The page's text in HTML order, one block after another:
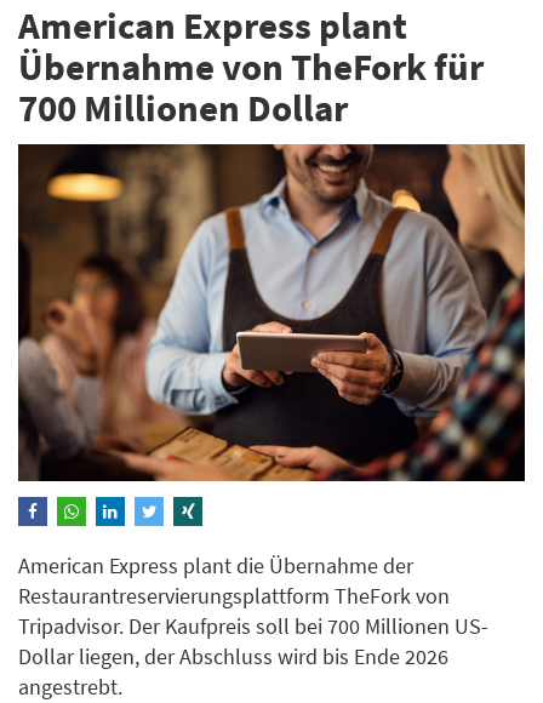
American Express plant
Übernahme von TheFork für
700 Millionen Dollar
American Express plant die Übernahme der
Restaurantreservierungsplattform TheFork von
Tripadvisor. Der Kaufpreis soll bei 700 Millionen US-
Dollar liegen, der Abschluss wird bis Ende 2026
angestrebt.